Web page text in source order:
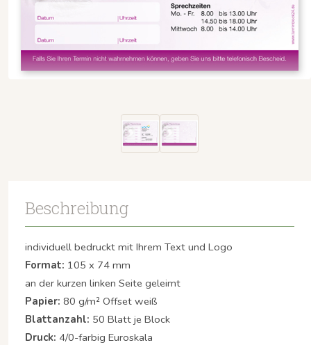
Beschreibung
individuell bedruckt mit Ihrem Text und Logo
Format: 105 x 74 mm
an der kurzen linken Seite geleimt
Papier: 80 g/m² Offset weiß
Blattanzahl: 50 Blatt je Block
Druck: 4/0-farbig Euroskala